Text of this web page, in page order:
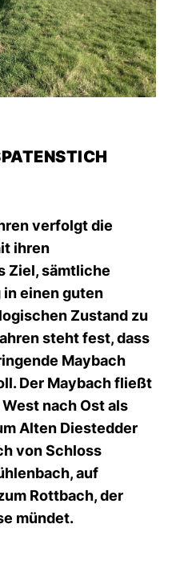
verfolgt die
ihren
Ziel, sämtliche
einen guten
Zustand zu
steht fest, dass
Maybach
Der Maybach fließt
nach Ost als
Alten Diestedder
von Schloss
auf
Rottbach, der
mündet.